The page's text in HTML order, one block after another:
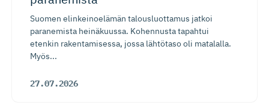
Suomen elinkeinoelämän talousluottamus jatkoi
paranemista heinäkuussa. Kohennusta tapahtui
etenkin rakentamisessa, jossa lähtötaso oli matalalla.
Myös...
27.07.2026